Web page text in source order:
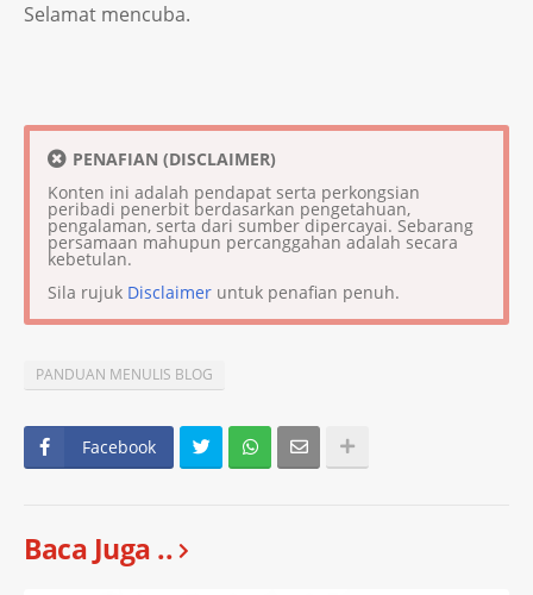
Selamat mencuba.
PENAFIAN (DISCLAIMER)
Konten ini adalah pendapat serta perkongsian
peribadi penerbit berdasarkan pengetahuan,
pengalaman, serta dari sumber dipercayai. Sebarang
persamaan mahupun percanggahan adalah secara
kebetulan.
Sila rujuk Disclaimer untuk penafian penuh.
PANDUAN MENULIS BLOG
Facebook
Baca Juga ..